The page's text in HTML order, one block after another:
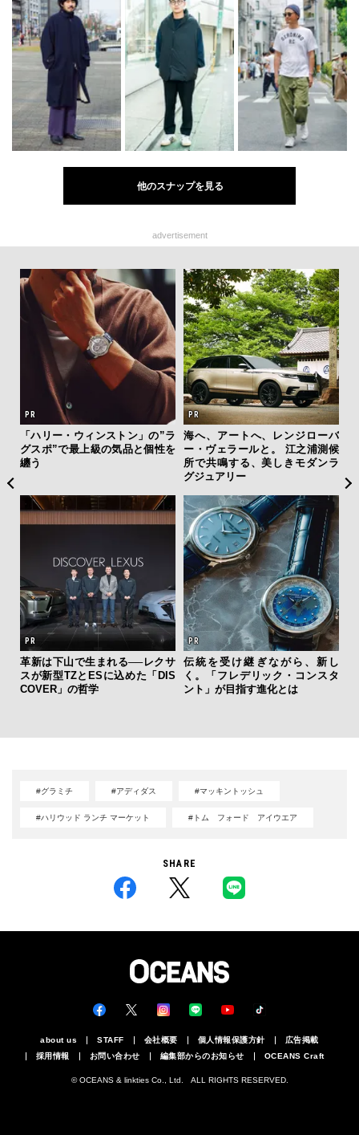
他のスナップを見る
advertisement
「ハリー・ウィンストン」の”ラ
グスポ”で最上級の気品と個性を
纏う
海へ、アートへ、レンジローバ
ー・ヴェラールと。 江之浦測候
所で共鳴する、美しきモダンラ
グジュアリー
革新は下山で生まれる──レクサ
スが新型TZとESに込めた「DIS
COVER」の哲学
伝統を受け継ぎながら、新し
く。「フレデリック・コンスタ
ント」が目指す進化とは
本質
#グラミチ #アディダス #マッキントッシュ
#ハリウッド ランチ マーケット #トム フォード アイウエア
SHARE
about us STAFF 会社概要 個人情報保護方針
広告掲載
採用情報
お問い合わせ 編集部からのお知らせ OCEANS Craft
© OCEANS & linkties Co., Ltd. ALL RIGHTS RESERVED.